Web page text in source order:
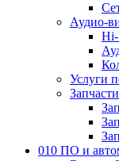
Аудио-
Услуги
010 ПО и